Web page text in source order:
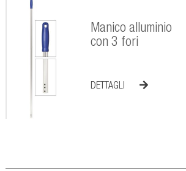
Manico alluminio
con 3 fori
DETTAGLI